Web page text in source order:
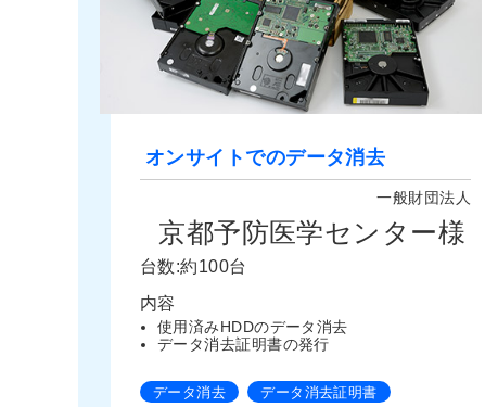
オンサイトでのデータ消去
一般財団法人
京都予防医学センター様
台数:約100台
内容
使用済みHDDのデータ消去
データ消去証明書の発行
データ消去 データ消去証明書